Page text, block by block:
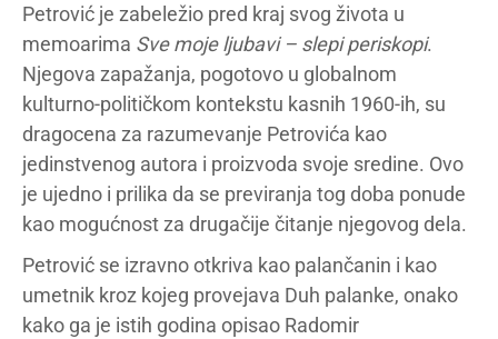
Petrović je zabeležio pred kraj svog života u
memoarima Sve moje ljubavi – slepi periskopi.
Njegova zapažanja, pogotovo u globalnom
kulturno-političkom kontekstu kasnih 1960-ih, su
dragocena za razumevanje Petrovića kao
jedinstvenog autora i proizvoda svoje sredine. Ovo
je ujedno i prilika da se previranja tog doba ponude
kao mogućnost za drugačije čitanje njegovog dela.
Petrović se izravno otkriva kao palančanin i kao
umetnik kroz kojeg provejava Duh palanke, onako
kako ga je istih godina opisao Radomir